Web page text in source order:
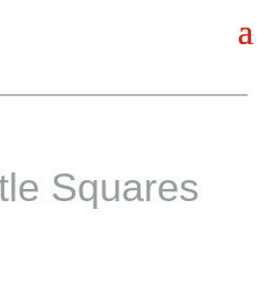
Squares